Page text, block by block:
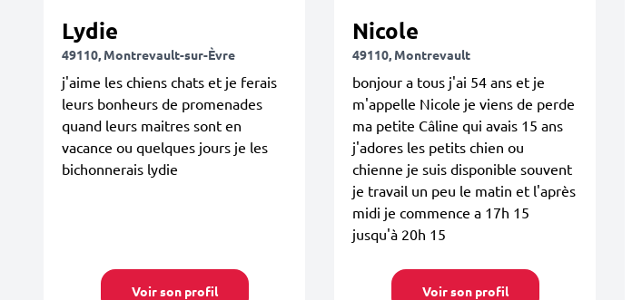
Lydie
49110, Montrevault-sur-Èvre
j'aime les chiens chats et je ferais
leurs bonheurs de promenades
quand leurs maitres sont en
vacance ou quelques jours je les
bichonnerais lydie
Voir son profil
Nicole
49110, Montrevault
bonjour a tous j'ai 54 ans et je
m'appelle Nicole je viens de perde
ma petite Câline qui avais 15 ans
j'adores les petits chien ou
chienne je suis disponible souvent
je travail un peu le matin et l'après
midi je commence a 17h 15
jusqu'à 20h 15
Voir son profil